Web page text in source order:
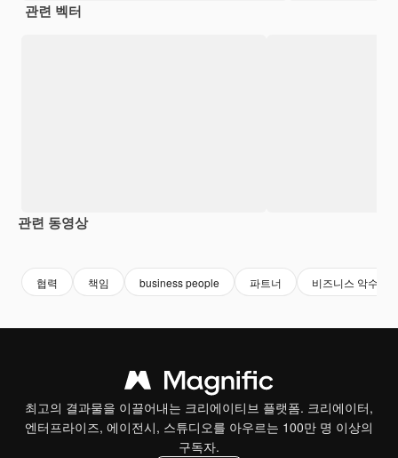
관련 벡터
관련 동영상
협력 책임 business people 파트너 비즈니스 악수
최고의 결과물을 이끌어내는 크리에이티브 플랫폼. 크리에이터,
엔터프라이즈, 에이전시, 스튜디오를 아우르는 100만 명 이상의
구독자.